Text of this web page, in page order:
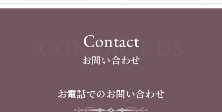
Contact
お問い合わせ
CONTACT US
お電話でのお問い合わせ